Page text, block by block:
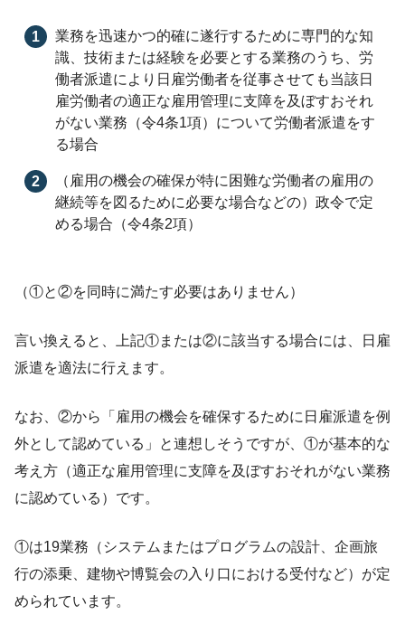
業務を迅速かつ的確に遂行するために専門的な知
識、技術または経験を必要とする業務のうち、労
働者派遣により日雇労働者を従事させても当該日
雇労働者の適正な雇用管理に支障を及ぼすおそれ
がない業務（令4条1項）について労働者派遣をす
る場合
（雇用の機会の確保が特に困難な労働者の雇用の
継続等を図るために必要な場合などの）政令で定
める場合（令4条2項）
（①と②を同時に満たす必要はありません）
言い換えると、上記①または②に該当する場合には、日雇
派遣を適法に行えます。
なお、②から「雇用の機会を確保するために日雇派遣を例
外として認めている」と連想しそうですが、①が基本的な
考え方（適正な雇用管理に支障を及ぼすおそれがない業務
に認めている）です。
①は19業務（システムまたはプログラムの設計、企画旅
行の添乗、建物や博覧会の入り口における受付など）が定
められています。